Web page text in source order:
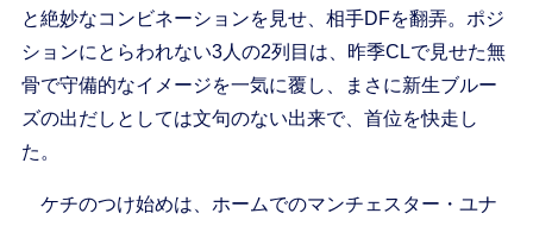
と絶妙なコンビネーションを見せ、相手DFを翻弄。ポジ
ションにとらわれない3人の2列目は、昨季CLで見せた無
骨で守備的なイメージを一気に覆し、まさに新生ブルー
ズの出だしとしては文句のない出来で、首位を快走し
た。
ケチのつけ始めは、ホームでのマンチェスター・ユナ